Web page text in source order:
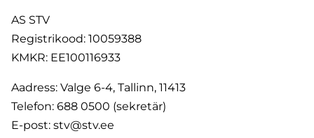
TV
Telefon
Turvateenused
Pood
Kontaktid
Uudised
AS STV
Registrikood: 10059388
KMKR: EE100116933
Aadress: Valge 6-4, Tallinn, 11413
Telefon: 688 0500 (sekretär)
E-post: stv@stv.ee